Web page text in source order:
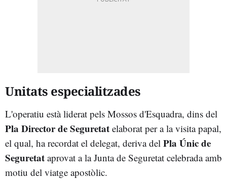
Unitats especialitzades
L'operatiu està liderat pels Mossos d'Esquadra, dins del
Pla Director de Seguretat elaborat per a la visita papal,
el qual, ha recordat el delegat, deriva del Pla Únic de
Seguretat aprovat a la Junta de Seguretat celebrada amb
motiu del viatge apostòlic.